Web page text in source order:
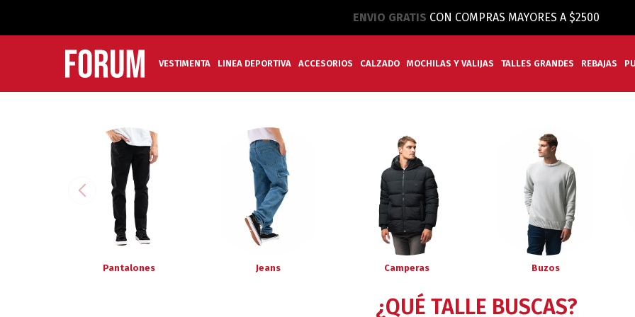
ENVIO GRATIS CON COMPRAS MAYORES A $2500
VESTIMENTA LINEA DEPORTIVA ACCESORIOS CALZADO MOCHILAS Y VALIJAS TALLES GRANDES REBAJAS
Pantalones Jeans Camperas Buzos
¿QUÉ TALLE BUSCAS?